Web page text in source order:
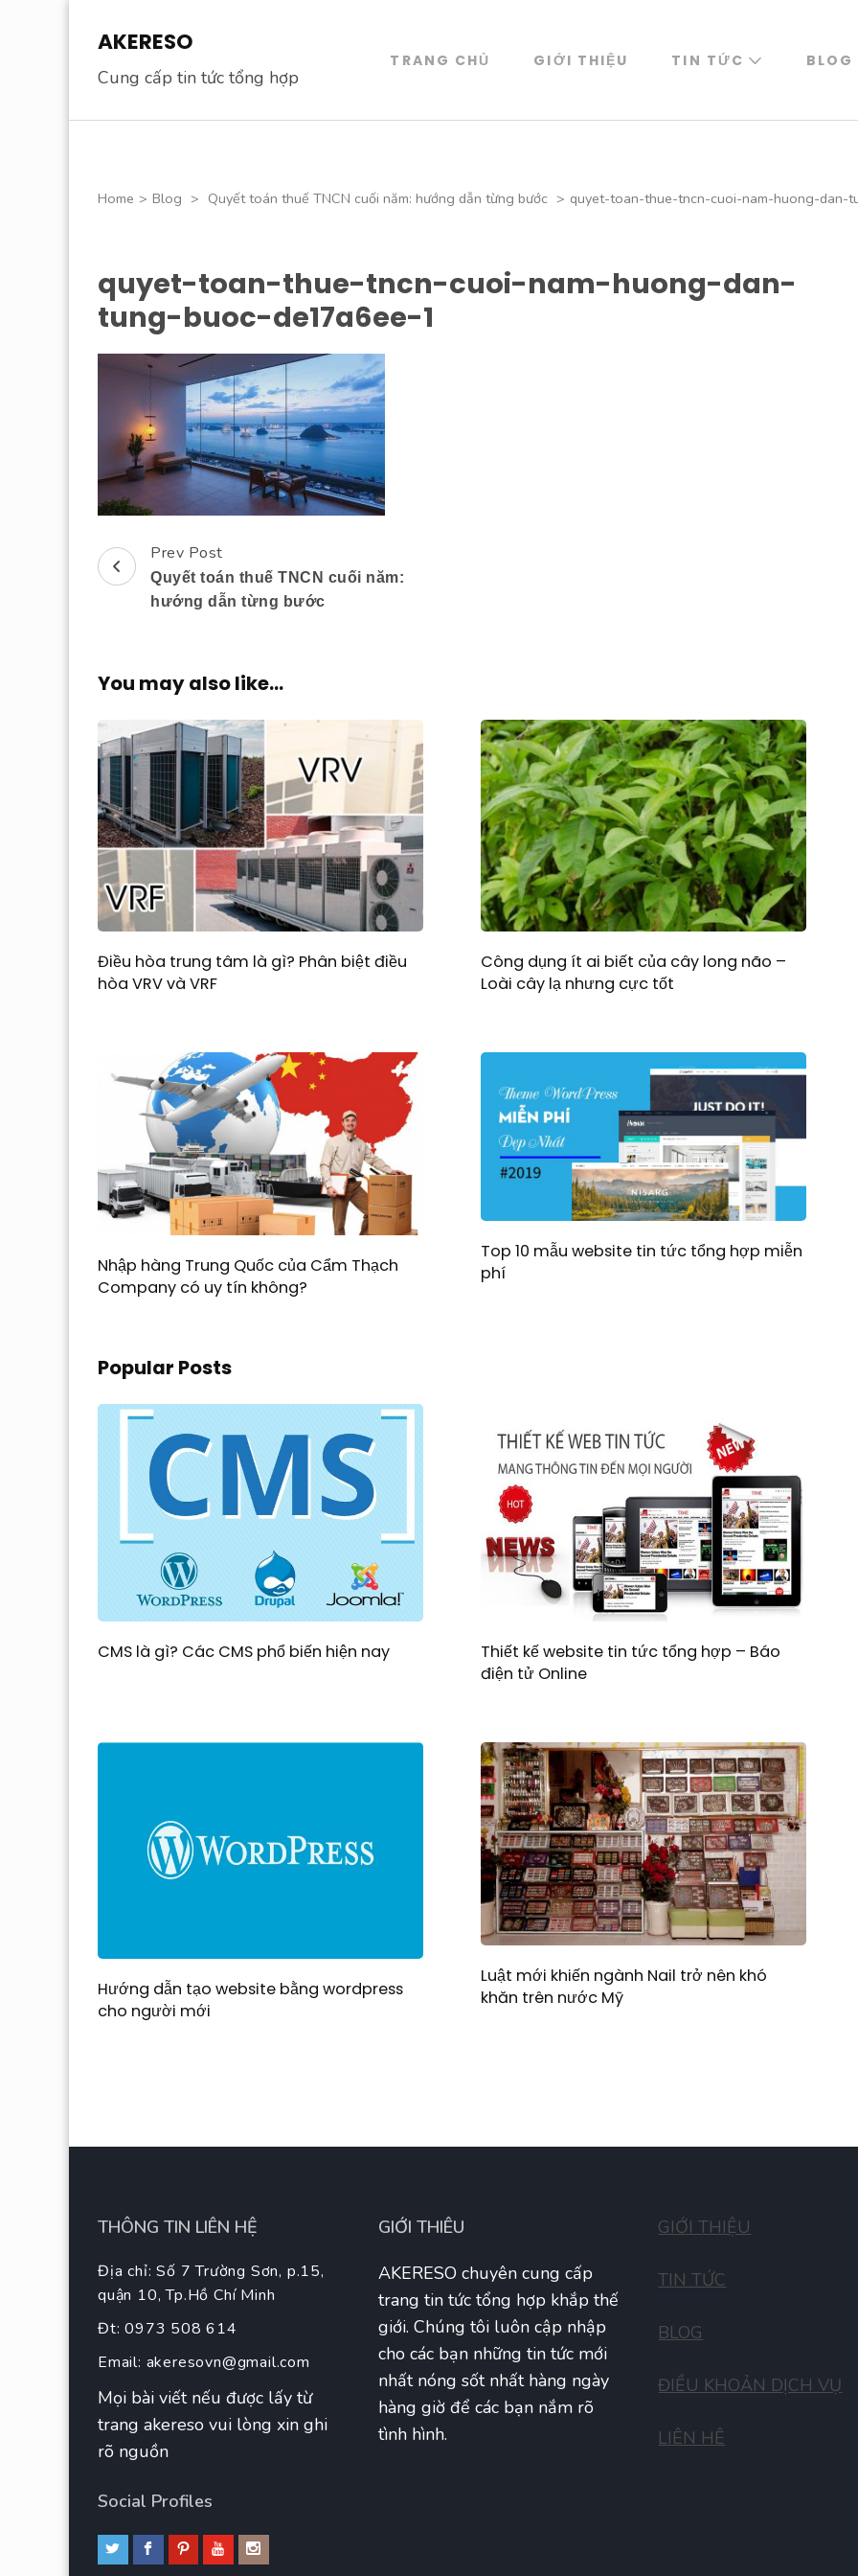
content
Enter)
AKERESO
Cung cấp tin tức tổng hợp
TRANG CHỦ GIỚI THIỆU TIN TỨC BLOG
Home > Blog > Quyết toán thuế TNCN cuối năm: hướng dẫn từng bước > quyet-toan-thue-tncn-cuoi-nam-huong-dan-
quyet-toan-thue-tncn-cuoi-nam-huong-dan-
tung-buoc-de17a6ee-1
Post
Navigation
Prev Post
Quyết toán thuế TNCN cuối năm:
hướng dẫn từng bước
You may also like...
Điều hòa trung tâm là gì? Phân biệt điều
hòa VRV và VRF
Công dụng ít ai biết của cây long não –
Loài cây lạ nhưng cực tốt
Nhập hàng Trung Quốc của Cẩm Thạch
Company có uy tín không?
Top 10 mẫu website tin tức tổng hợp miễn
phí
Popular Posts
CMS là gì? Các CMS phổ biến hiện nay
Thiết kế website tin tức tổng hợp – Báo
điện tử Online
Hướng dẫn tạo website bằng wordpress
cho người mới
Luật mới khiến ngành Nail trở nên khó
khăn trên nước Mỹ
THÔNG TIN LIÊN HỆ
Địa chỉ: Số 7 Trường Sơn, p.15,
quận 10, Tp.Hồ Chí Minh
Đt: 0973 508 614
Email: akeresovn@gmail.com
Mọi bài viết nếu được lấy từ
trang akereso vui lòng xin ghi
rõ nguồn
Social Profiles
GIỚI THIÊU
AKERESO chuyên cung cấp
trang tin tức tổng hợp khắp thế
giới. Chúng tôi luôn cập nhập
cho các bạn những tin tức mới
nhất nóng sốt nhất hàng ngày
hàng giờ để các bạn nắm rõ
tình hình.
GIỚI THIỆU
TIN TỨC
BLOG
ĐIỀU KHOẢN DỊCH VỤ
LIÊN HÊ